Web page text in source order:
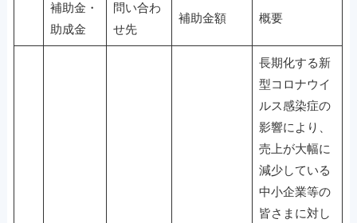
補助金・
助成金
問い合わ
せ先
補助金額 概要
長期化する新
型コロナウイ
ルス感染症の
影響により、
売上が大幅に
減少している
中小企業等の
皆さまに対し